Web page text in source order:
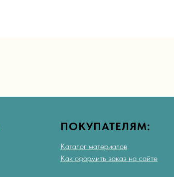
ПОКУПАТЕЛЯМ:
Каталог материалов
Как оформить заказ на сайте